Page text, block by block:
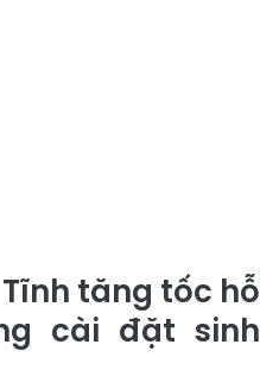
tăng tốc hỗ
cài đặt sinh